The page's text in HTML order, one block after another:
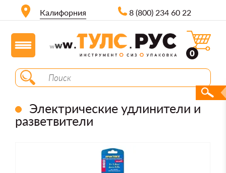
Калифорния 8 (800) 234 60 22
0
Электрические удлинители и
разветвители